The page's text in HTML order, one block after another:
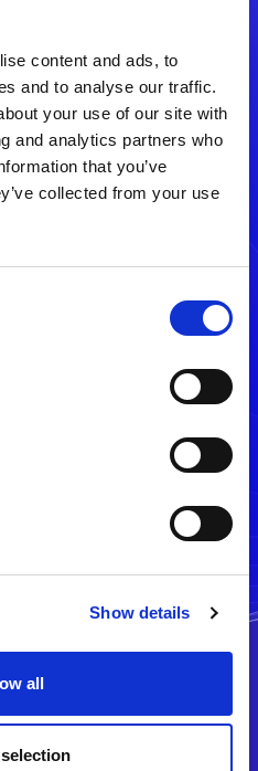
content and ads, to
and to analyse our traffic.
your use of our site with
and analytics partners who
that you’ve
collected from your use
Show details
all
うえ、
い。